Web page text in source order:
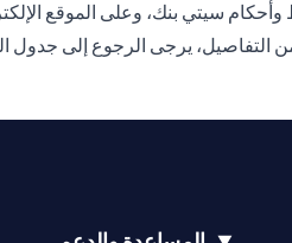
سيتي بنك، وعلى الموقع
التفاصيل، يرجى الرجوع إلى